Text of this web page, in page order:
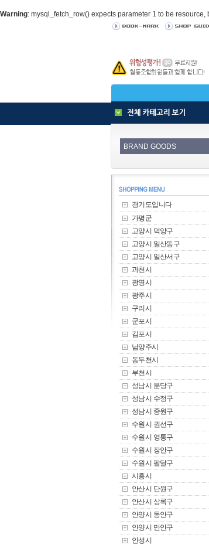
Warning: mysql_fetch_row() expects parameter 1 to be resource,
경기도입니다
가평군
고양시 덕양구
고양시 일산동구
고양시 일산서구
과천시
광명시
광주시
구리시
군포시
김포시
남양주시
동두천시
부천시
성남시 분당구
성남시 수정구
성남시 중원구
수원시 권선구
수원시 영통구
수원시 장안구
수원시 팔달구
시흥시
안산시 단원구
안산시 상록구
안양시 동안구
안양시 만안구
안성시